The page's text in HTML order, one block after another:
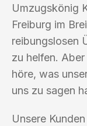
Umzugskönig
Freiburg im
reibungslosen
zu helfen.
höre, was
uns zu sagen
Unsere